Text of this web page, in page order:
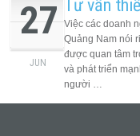
27
JUN
Tư vấn
Việc các doanh
Quảng Nam nói
được quan tâm
và phát triển
người …